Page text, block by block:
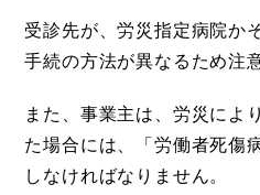
受診先が、労災指定病院か
手続の方法が異なるため注
また、事業主は、労災によ
た場合には、「労働者死傷
しなければなりません。